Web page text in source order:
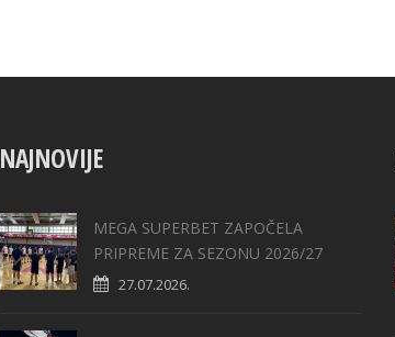
NAJNOVIJE
MEGA SUPERBET ZAPOČELA
PRIPREME ZA SEZONU 2026/27
27.07.2026.